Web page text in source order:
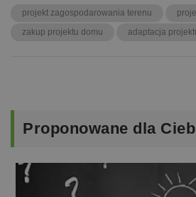
projekt zagospodarowania terenu
zakup projektu domu
adaptacja
Proponowane dla